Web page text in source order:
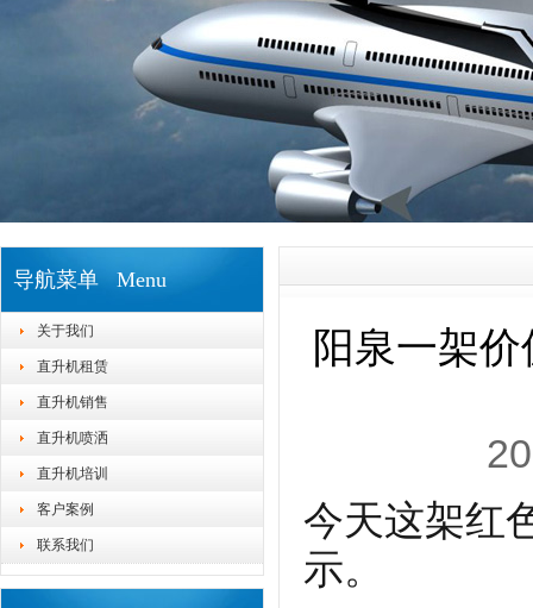
导航菜单 Menu
关于我们
直升机租赁
直升机销售
直升机喷洒
直升机培训
客户案例
联系我们
阳泉一架
今天这架红
示。